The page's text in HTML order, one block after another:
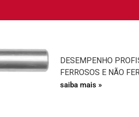
DESEMPENHO
FERROSOS E NÃO
saiba mais »